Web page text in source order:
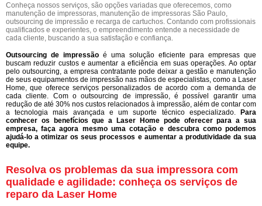
Conheça nossos serviços, são opções variadas que oferecemos, como
manutenção de impressoras, manutenção de impressoras São Paulo,
outsourcing de impressão e recarga de cartuchos. Contando com profissionais
qualificados e experientes, o empreendimento entende a necessidade de
cada cliente, buscando a sua satisfação e confiança.
Outsourcing de impressão é uma solução eficiente para empresas que
buscam reduzir custos e aumentar a eficiência em suas operações. Ao optar
pelo outsourcing, a empresa contratante pode deixar a gestão e manutenção
de seus equipamentos de impressão nas mãos de especialistas, como a Laser
Home, que oferece serviços personalizados de acordo com a demanda de
cada cliente. Com o outsourcing de impressão, é possível garantir uma
redução de até 30% nos custos relacionados à impressão, além de contar com
a tecnologia mais avançada e um suporte técnico especializado. Para
conhecer os benefícios que a Laser Home pode oferecer para a sua
empresa, faça agora mesmo uma cotação e descubra como podemos
ajudá-lo a otimizar os seus processos e aumentar a produtividade da sua
equipe.
Resolva os problemas da sua impressora com
qualidade e agilidade: conheça os serviços de
reparo da Laser Home